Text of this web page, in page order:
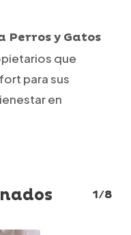
y Gatos
que
para sus
en
1/8